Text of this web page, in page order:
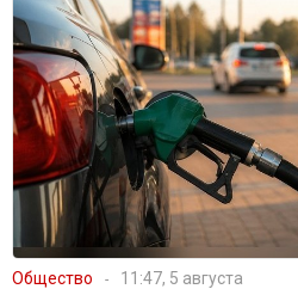
Общество 11:47, 5 августа